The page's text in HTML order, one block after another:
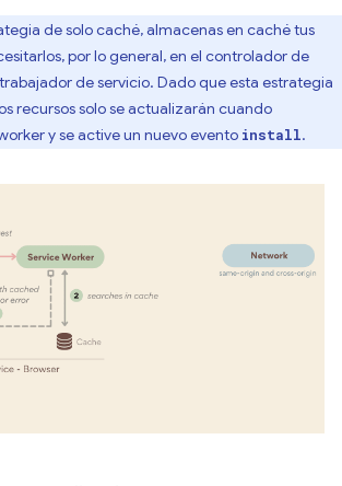
de solo caché, almacenas en caché tus
por lo general, en el controlador de
de servicio. Dado que esta estrategia
recursos solo se actualizarán cuando
y se active un nuevo evento install.